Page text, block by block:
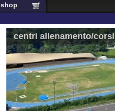
shop
centri allenamento/corsi